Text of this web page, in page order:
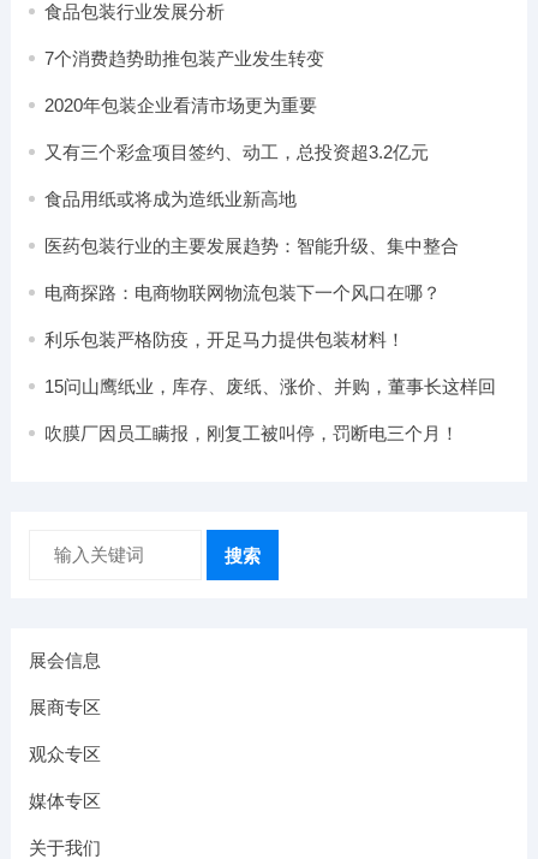
食品包装行业发展分析
7个消费趋势助推包装产业发生转变
2020年包装企业看清市场更为重要
又有三个彩盒项目签约、动工，总投资超3.2亿元
食品用纸或将成为造纸业新高地
医药包装行业的主要发展趋势：智能升级、集中整合
电商探路：电商物联网物流包装下一个风口在哪？
利乐包装严格防疫，开足马力提供包装材料！
15问山鹰纸业，库存、废纸、涨价、并购，董事长这样回
吹膜厂因员工瞒报，刚复工被叫停，罚断电三个月！
搜索
展会信息
展商专区
观众专区
媒体专区
关于我们